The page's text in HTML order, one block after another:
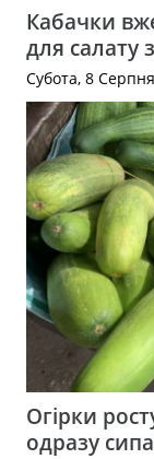
Кабачки
для салату
Субота, 8
Огірки
одразу